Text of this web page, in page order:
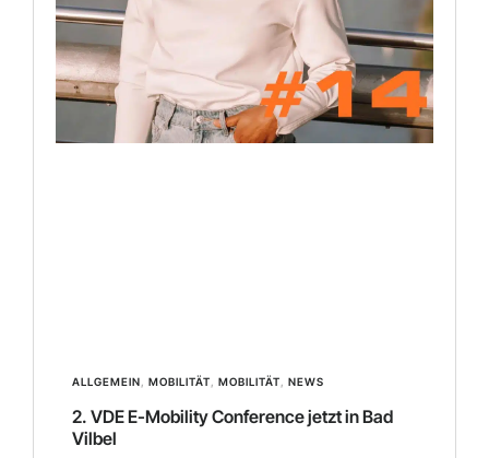
ALLGEMEIN MOBILITÄT MOBILITÄT NEWS
2. VDE E-Mobility Conference jetzt in Bad
Vilbel